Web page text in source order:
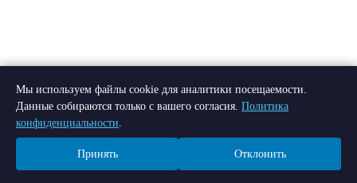
Мы используем файлы cookie для аналитики посещаемости.
Данные собираются только с вашего согласия. Политика
конфиденциальности.
Принять Отклонить